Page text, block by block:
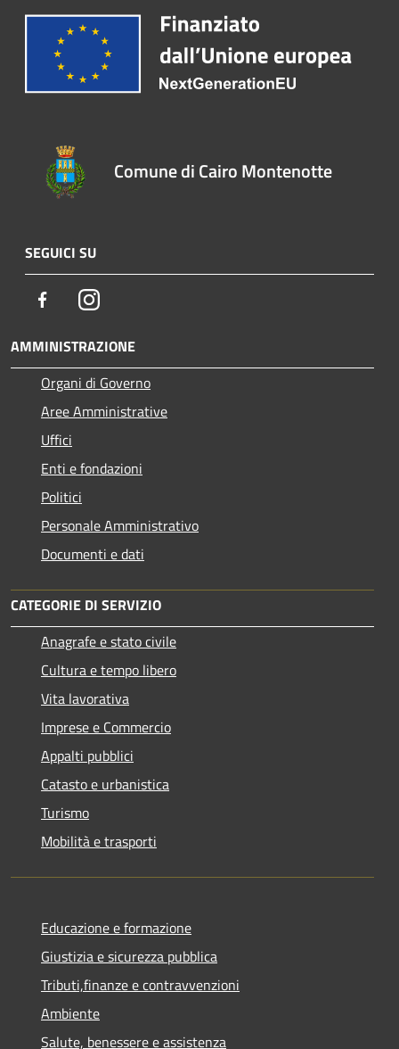
Comune di Cairo Montenotte
SEGUICI SU
FacebookInstagram
AMMINISTRAZIONE
Organi di Governo
Aree Amministrative
Uffici
Enti e fondazioni
Politici
Personale Amministrativo
Documenti e dati
CATEGORIE DI SERVIZIO
Anagrafe e stato civile
Cultura e tempo libero
Vita lavorativa
Imprese e Commercio
Appalti pubblici
Catasto e urbanistica
Turismo
Mobilità e trasporti
Educazione e formazione
Giustizia e sicurezza pubblica
Tributi,finanze e contravvenzioni
Ambiente
Salute, benessere e assistenza